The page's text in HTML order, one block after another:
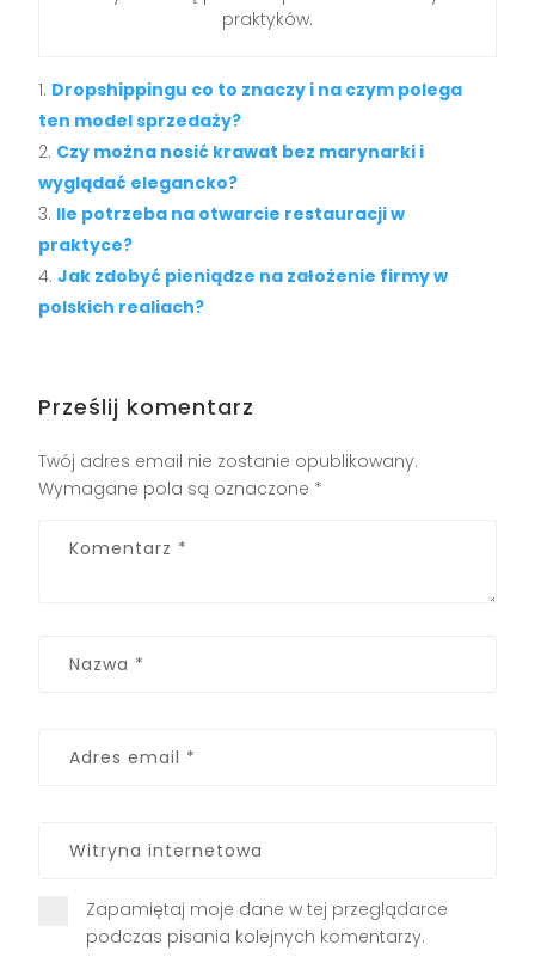
praktyków.
Dropshippingu co to znaczy i na czym polega
ten model sprzedaży?
Czy można nosić krawat bez marynarki i
wyglądać elegancko?
Ile potrzeba na otwarcie restauracji w
praktyce?
Jak zdobyć pieniądze na założenie firmy w
polskich realiach?
Prześlij komentarz
Twój adres email nie zostanie opublikowany.
Wymagane pola są oznaczone *
Zapamiętaj moje dane w tej przeglądarce
podczas pisania kolejnych komentarzy.